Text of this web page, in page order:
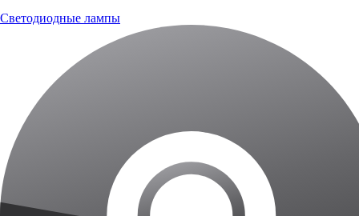
Светодиодные лампы